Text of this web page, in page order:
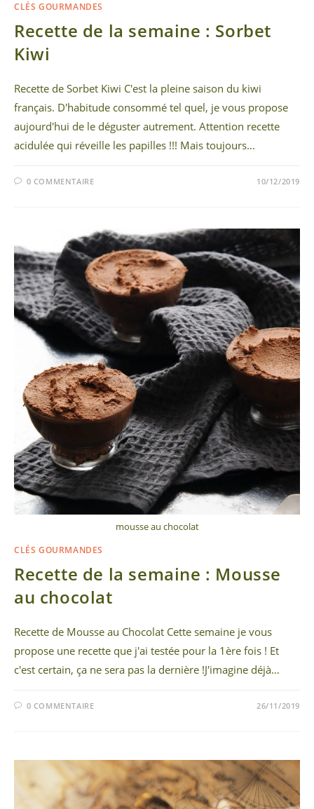
CLÉS GOURMANDES
Recette de la semaine : Sorbet
Kiwi
Recette de Sorbet Kiwi C'est la pleine saison du kiwi
français. D'habitude consommé tel quel, je vous propose
aujourd'hui de le déguster autrement. Attention recette
acidulée qui réveille les papilles !!! Mais toujours…
0 COMMENTAIRE 10/12/2019
mousse au chocolat
CLÉS GOURMANDES
Recette de la semaine : Mousse
au chocolat
Recette de Mousse au Chocolat Cette semaine je vous
propose une recette que j'ai testée pour la 1ère fois ! Et
c'est certain, ça ne sera pas la dernière !J'imagine déjà…
0 COMMENTAIRE 26/11/2019